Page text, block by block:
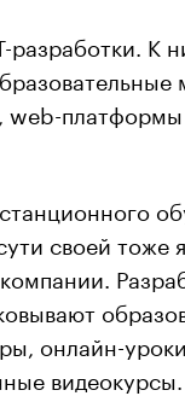
К
web-
своей тоже
онлайн-
видеокурсы.